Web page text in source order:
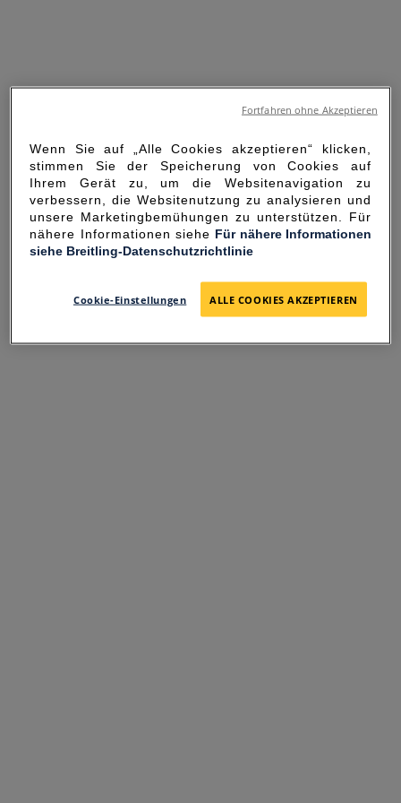
SORRY FOR THE
INCONVENIENCE
Wenn Sie auf „Alle Cookies akzeptieren“ klicken,
stimmen Sie der Speicherung von Cookies auf
Ihrem Gerät zu, um die Websitenavigation zu
verbessern, die Websitenutzung zu analysieren und
unsere Marketingbemühungen zu unterstützen. Für
nähere Informationen siehe Für nähere Informationen
siehe Breitling-Datenschutzrichtlinie
Cookie-Einstellungen ALLE COOKIES AKZEPTIEREN
Fortfahren ohne Akzeptieren